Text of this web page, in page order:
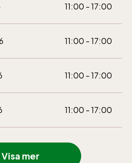
11:00 - 17:00
11:00 - 17:00
11:00 - 17:00
11:00 - 17:00
11:00 - 16:00
Visa mer